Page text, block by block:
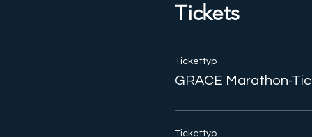
Tickets
Tickettyp
GRACE Marathon-
Tickettyp